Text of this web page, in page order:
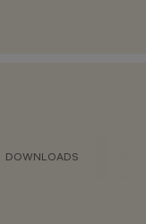
DOWNLOADS